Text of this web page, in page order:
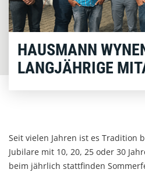
HAUSMANN
LANGJÄHRIGE
Seit vielen Jahren ist es Tradition
Jubilare mit 10, 20, 25 oder 30
beim jährlich stattfinden